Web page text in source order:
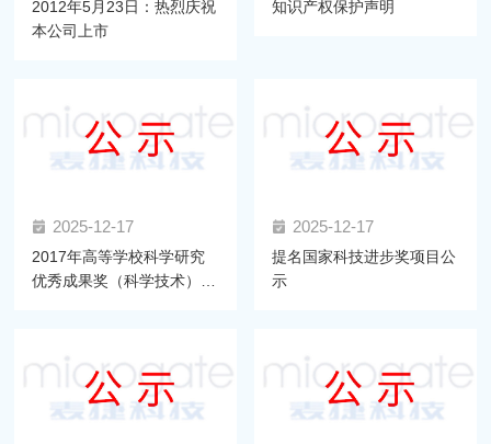
2012年5月23日：热烈庆祝
本公司上市
知识产权保护声明
2025-12-17
2017年高等学校科学研究
优秀成果奖（科学技术）推
2025-12-17
提名国家科技进步奖项目公
示